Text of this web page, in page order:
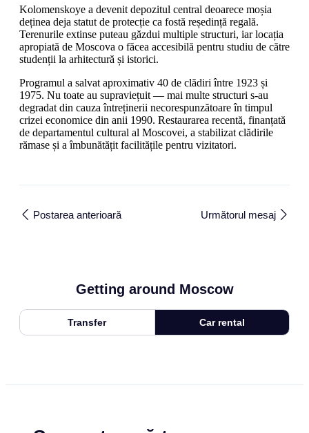
Kolomenskoye a devenit depozitul central deoarece moșia
deținea deja statut de protecție ca fostă reședință regală.
Terenurile extinse puteau găzdui multiple structuri, iar locația
apropiată de Moscova o făcea accesibilă pentru studiu de către
studenții la arhitectură și istorici.
Programul a salvat aproximativ 40 de clădiri între 1923 și
1975. Nu toate au supraviețuit — mai multe structuri s-au
degradat din cauza întreținerii necorespunzătoare în timpul
crizei economice din anii 1990. Restaurarea recentă, finanțată
de departamentul cultural al Moscovei, a stabilizat clădirile
rămase și a îmbunătățit facilitățile pentru vizitatori.
Postarea anterioară Următorul mesaj
Getting around Moscow
Transfer Car rental